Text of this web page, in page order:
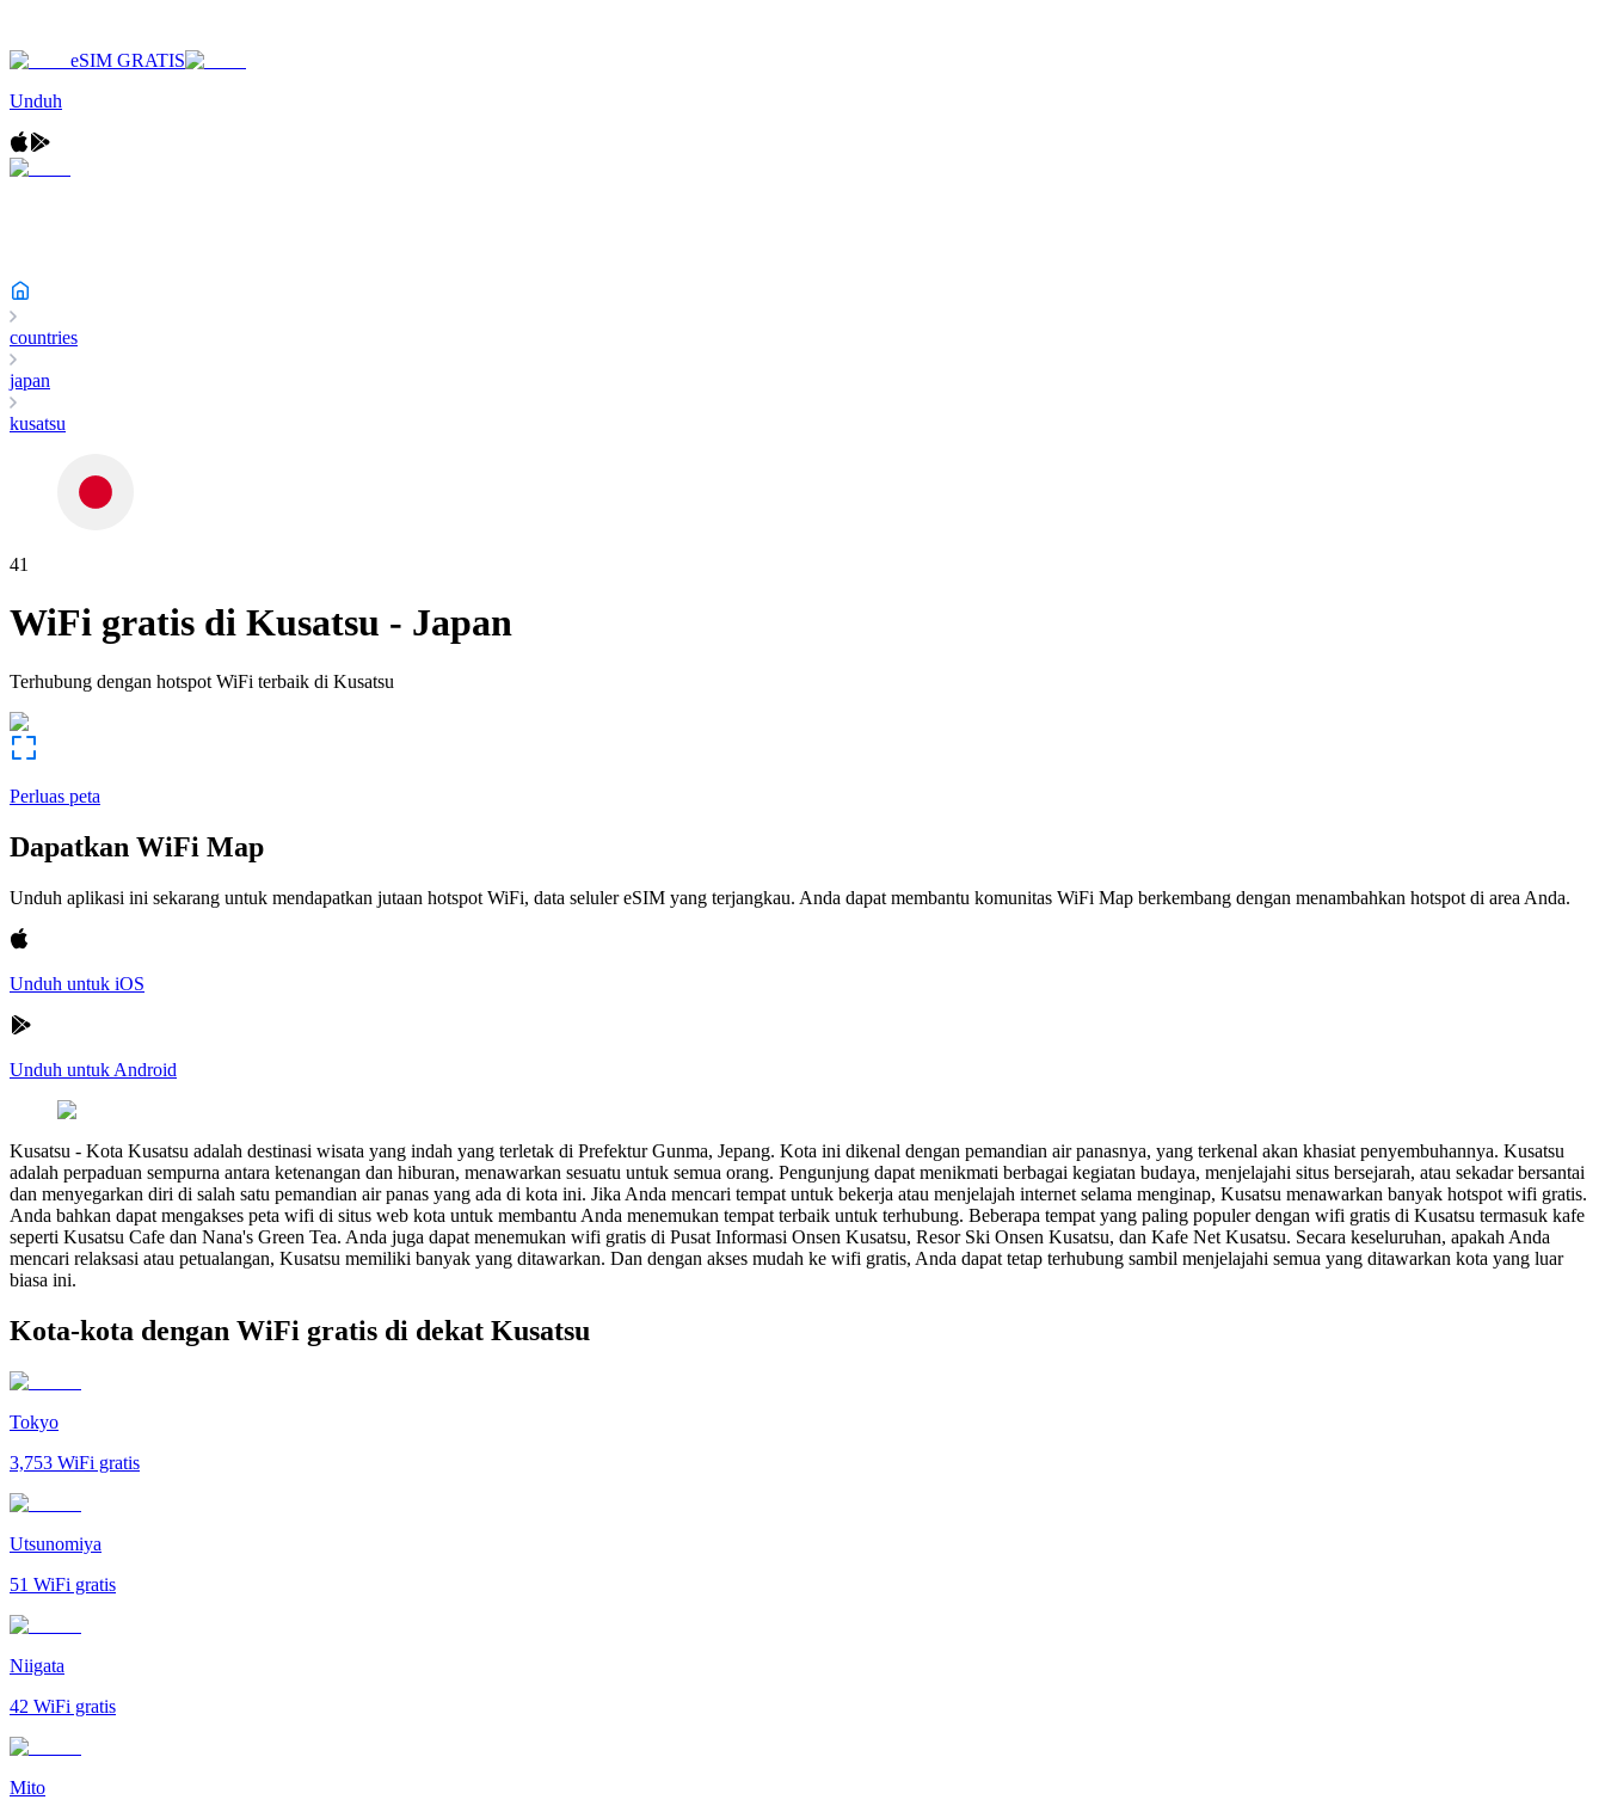
eSIM GRATIS
Unduh
countries
japan
kusatsu
41
WiFi gratis di Kusatsu - Japan
Terhubung dengan hotspot WiFi terbaik di Kusatsu
Perluas peta
Dapatkan WiFi Map
Unduh aplikasi ini sekarang untuk mendapatkan jutaan hotspot WiFi, data seluler eSIM yang terjangkau. Anda dapat membantu komunitas WiFi Map berkembang dengan menambahkan hotspot di area Anda.
Unduh untuk iOS
Unduh untuk Android
Kusatsu - Kota Kusatsu adalah destinasi wisata yang indah yang terletak di Prefektur Gunma, Jepang. Kota ini dikenal dengan pemandian air panasnya, yang terkenal akan khasiat penyembuhannya. Kusatsu
adalah perpaduan sempurna antara ketenangan dan hiburan, menawarkan sesuatu untuk semua orang. Pengunjung dapat menikmati berbagai kegiatan budaya, menjelajahi situs bersejarah, atau sekadar bersantai
dan menyegarkan diri di salah satu pemandian air panas yang ada di kota ini. Jika Anda mencari tempat untuk bekerja atau menjelajah internet selama menginap, Kusatsu menawarkan banyak hotspot wifi gratis.
Anda bahkan dapat mengakses peta wifi di situs web kota untuk membantu Anda menemukan tempat terbaik untuk terhubung. Beberapa tempat yang paling populer dengan wifi gratis di Kusatsu termasuk kafe
seperti Kusatsu Cafe dan Nana's Green Tea. Anda juga dapat menemukan wifi gratis di Pusat Informasi Onsen Kusatsu, Resor Ski Onsen Kusatsu, dan Kafe Net Kusatsu. Secara keseluruhan, apakah Anda
mencari relaksasi atau petualangan, Kusatsu memiliki banyak yang ditawarkan. Dan dengan akses mudah ke wifi gratis, Anda dapat tetap terhubung sambil menjelajahi semua yang ditawarkan kota yang luar
biasa ini.
Kota-kota dengan WiFi gratis di dekat Kusatsu
Tokyo
3,753 WiFi gratis
Utsunomiya
51 WiFi gratis
Niigata
42 WiFi gratis
Mito